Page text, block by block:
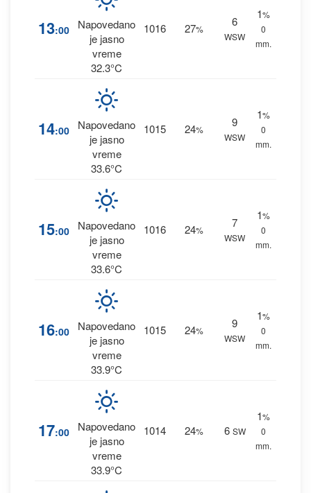
13:00
Napovedano
je jasno
vreme
32.3°C
1016 27%
6
WSW
1%
0
mm.
14:00
Napovedano
je jasno
vreme
33.6°C
1015 24%
9
WSW
1%
0
mm.
15:00
Napovedano
je jasno
vreme
33.6°C
1016 24%
7
WSW
1%
0
mm.
16:00
Napovedano
je jasno
vreme
33.9°C
1015 24%
9
WSW
1%
0
mm.
17:00
Napovedano
je jasno
vreme
33.9°C
1014 24% 6 SW
1%
0
mm.